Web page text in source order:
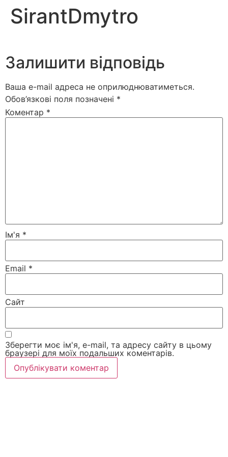
SirantDmytro
Залишити відповідь
Ваша e-mail адреса не оприлюднюватиметься.
Обов’язкові поля позначені *
Коментар *
Ім'я *
Email *
Сайт
Зберегти моє ім'я, e-mail, та адресу сайту в цьому
браузері для моїх подальших коментарів.